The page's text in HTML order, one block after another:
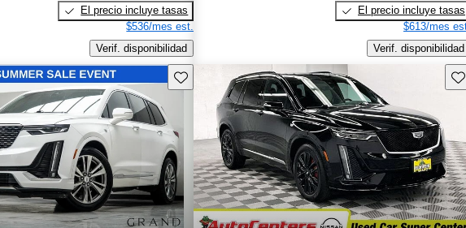
El precio incluye tasas
$536/mes est.
Verif. disponibilidad
El precio incluye tasas
$613/mes
Verif. disponibilidad
Guarda este Aviso